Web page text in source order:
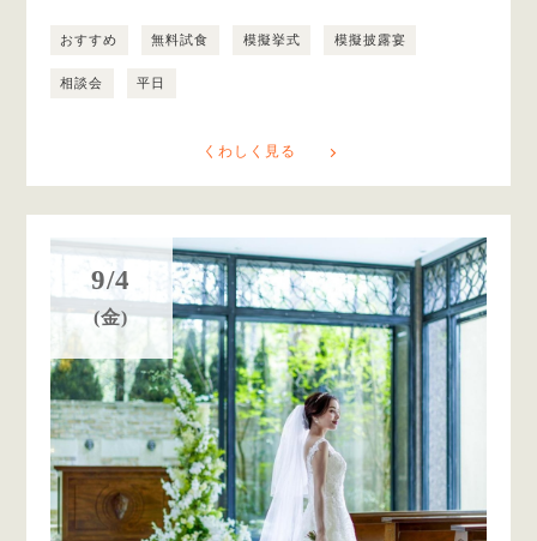
おすすめ 無料試食 模擬挙式 模擬披露宴
相談会 平日
くわしく見る
9/4
(金)